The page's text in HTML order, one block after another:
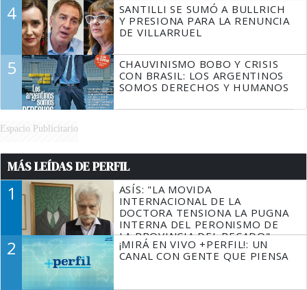
4
SANTILLI SE SUMÓ A BULLRICH
Y PRESIONA PARA LA RENUNCIA
DE VILLARRUEL
5
CHAUVINISMO BOBO Y CRISIS
CON BRASIL: LOS ARGENTINOS
SOMOS DERECHOS Y HUMANOS
Espacio Publicitario
MÁS LEÍDAS DE PERFIL
1
ASÍS: "LA MOVIDA
INTERNACIONAL DE LA
DOCTORA TENSIONA LA PUGNA
INTERNA DEL PERONISMO DE
LA PROVINCIA DEL PECADO"
2
¡MIRÁ EN VIVO +PERFIL!: UN
CANAL CON GENTE QUE PIENSA